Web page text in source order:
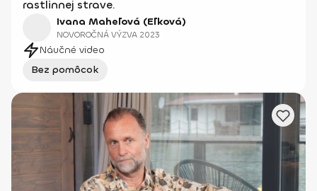
rastlinnej strave.
Ivana Maheľová (Eľková)
NOVOROČNÁ VÝZVA 2023
Náučné video
Bez pomôcok